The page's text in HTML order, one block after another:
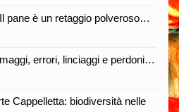
Il pane è un retaggio polveroso…
errori, linciaggi e perdoni…
Cappelletta: biodiversità nelle